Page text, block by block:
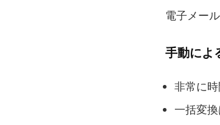
電子メー
手動によ
非常に
一括変